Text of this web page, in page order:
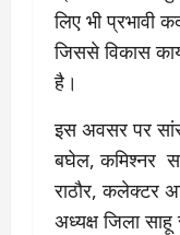
लिए भी प्रभावी
जिससे विकास
है।
इस अवसर पर
बघेल, कमिश्नर
राठौर, कलेक्टर
अध्यक्ष जिला